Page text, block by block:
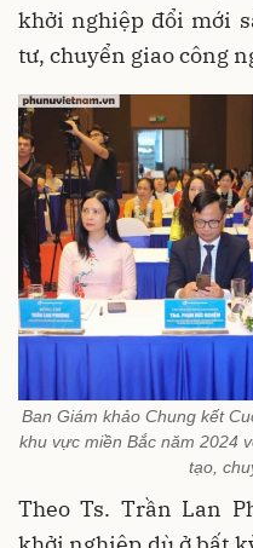
khởi nghiệp đổi mới
tư, chuyển giao công
Ban Giám khảo Chung kết
khu vực miền Bắc năm 2024
tạo,
Theo Ts. Trần Lan